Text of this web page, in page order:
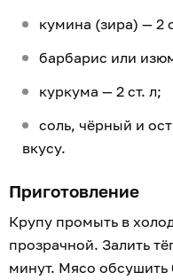
кумина (зира) — 2
барбарис или
куркума — 2 ст. л;
соль, чёрный и
вкусу.
Приготовление
Крупу промыть в
прозрачной. Залить
минут. Мясо